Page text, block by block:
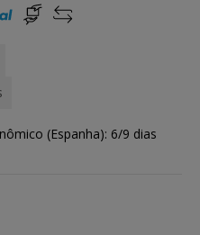
(Espanha): 6/9 dias